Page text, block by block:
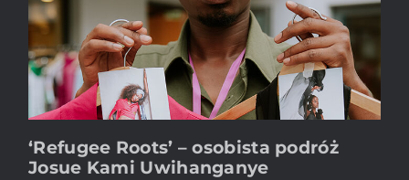
‘Refugee Roots’ – osobista podróż
Josue Kami Uwihanganye